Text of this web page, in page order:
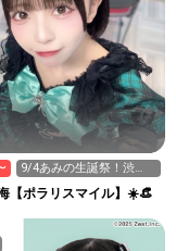
9/4あみの生誕祭！渋
谷！🎂🌟
【ポラリスマイル】☀️👒